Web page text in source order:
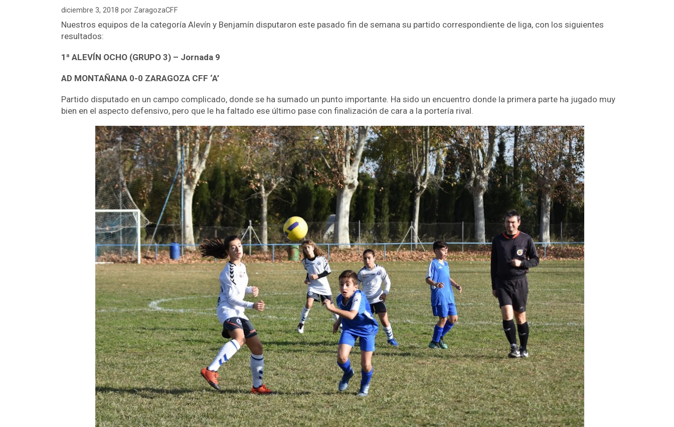
diciembre 3, 2018 por ZaragozaCFF
Nuestros equipos de la categoría Alevín y Benjamín disputaron este pasado fin de semana su partido correspondiente de liga, con los siguientes
resultados:
1ª ALEVÍN OCHO (GRUPO 3) – Jornada 9
AD MONTAÑANA 0-0 ZARAGOZA CFF ‘A’
Partido disputado en un campo complicado, donde se ha sumado un punto importante. Ha sido un encuentro donde la primera parte ha jugado muy
bien en el aspecto defensivo, pero que le ha faltado ese último pase con finalización de cara a la portería rival.